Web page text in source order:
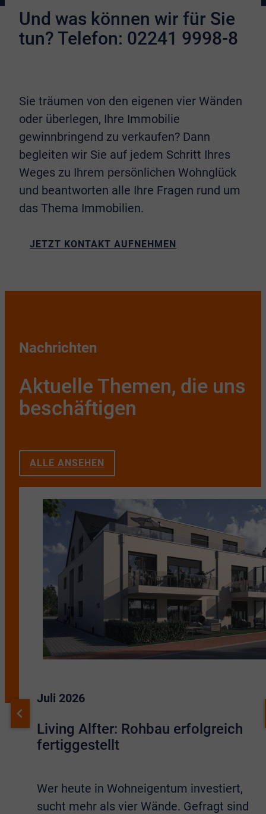
Und was können wir für Sie
tun? Telefon: 02241 9998-8
Sie träumen von den eigenen vier Wänden
oder überlegen, Ihre Immobilie
gewinnbringend zu verkaufen? Dann
begleiten wir Sie auf jedem Schritt Ihres
Weges zu Ihrem persönlichen Wohnglück
und beantworten alle Ihre Fragen rund um
das Thema Immobilien.
JETZT KONTAKT AUFNEHMEN
Nachrichten
Aktuelle Themen, die uns
beschäftigen
ALLE ANSEHEN
Juli 2026
Living Alfter: Rohbau erfolgreich
fertiggestellt
Wer heute in Wohneigentum investiert,
sucht mehr als vier Wände. Gefragt sind